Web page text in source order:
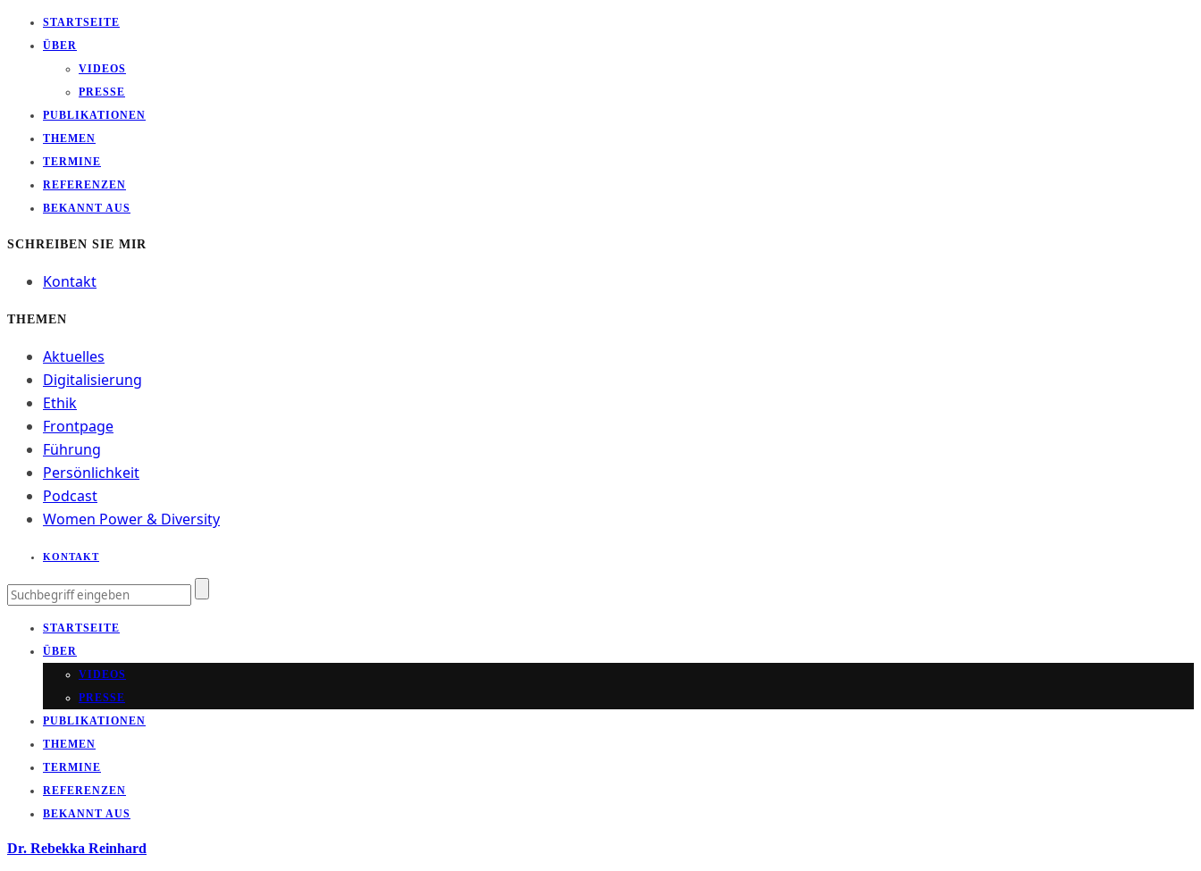
STARTSEITE
ÜBER
VIDEOS
PRESSE
PUBLIKATIONEN
THEMEN
TERMINE
REFERENZEN
BEKANNT AUS
SCHREIBEN SIE MIR
Kontakt
THEMEN
Aktuelles
Digitalisierung
Ethik
Frontpage
Führung
Persönlichkeit
Podcast
Women Power & Diversity
KONTAKT
STARTSEITE
ÜBER
VIDEOS
PRESSE
PUBLIKATIONEN
THEMEN
TERMINE
REFERENZEN
BEKANNT AUS
Dr. Rebekka Reinhard